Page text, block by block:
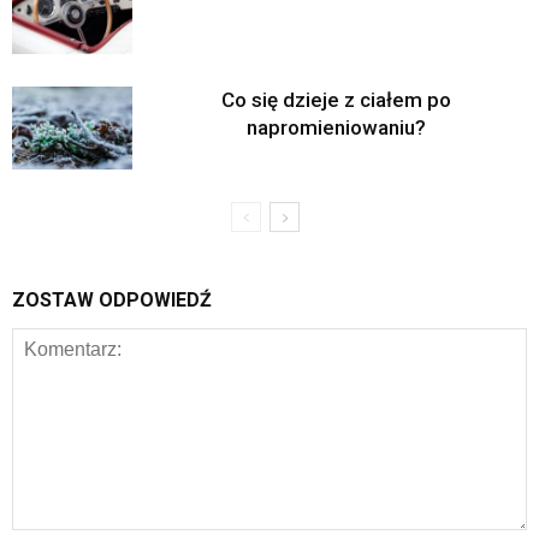
Co się dzieje z ciałem po
napromieniowaniu?
ZOSTAW ODPOWIEDŹ